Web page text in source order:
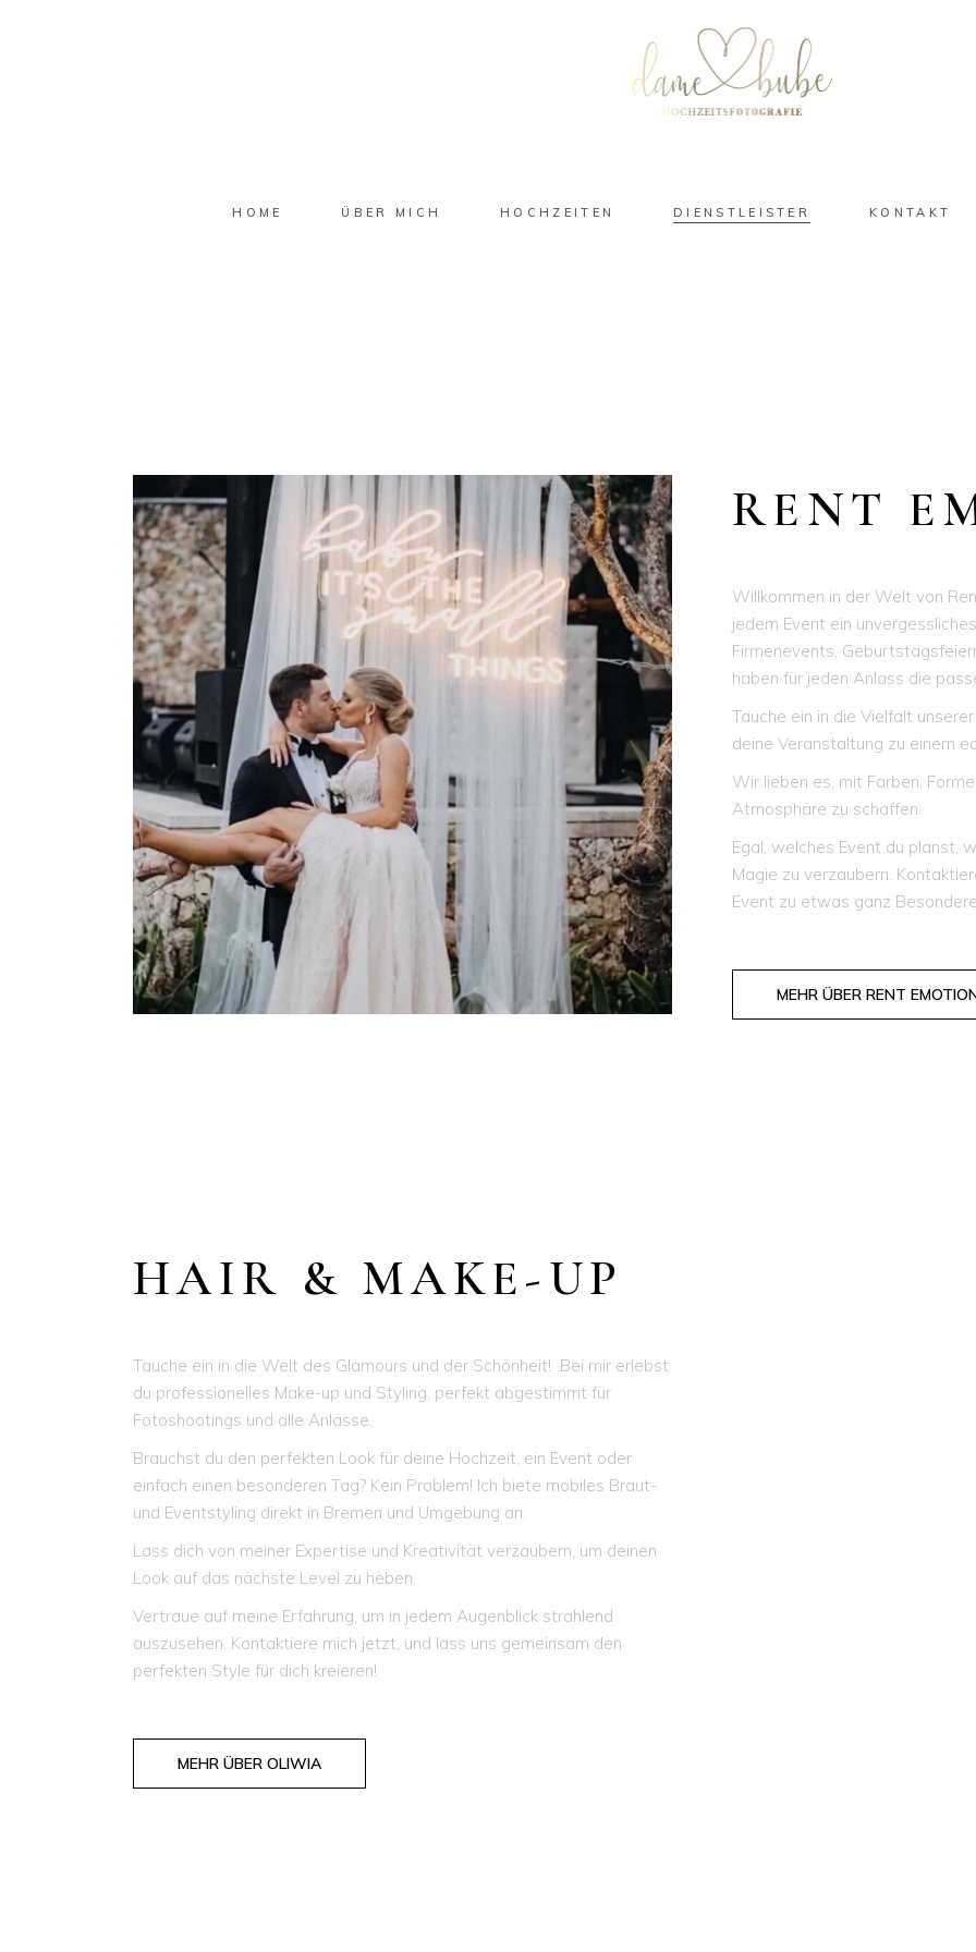
HOME ÜBER MICH HOCHZEITEN DIENSTLEISTER KONTAKT
RENT
Willkommen in der Welt von
jedem Event ein
Firmenevents,
haben für jeden Anlass die
Tauche ein in die Vielfalt
deine Veranstaltung zu einem
Wir lieben es, mit Farben,
Atmosphäre zu schaffen.
Egal, welches Event du planst,
Magie zu verzaubern.
Event zu etwas ganz
MEHR ÜBER RENT
HAIR & MAKE-UP
Tauche ein in die Welt des Glamours und der Schönheit! Bei mir erlebst
du professionelles Make-up und Styling, perfekt abgestimmt für
Fotoshootings und alle Anlässe.
Brauchst du den perfekten Look für deine Hochzeit, ein Event oder
einfach einen besonderen Tag? Kein Problem! Ich biete mobiles Braut-
und Eventstyling direkt in Bremen und Umgebung an.
Lass dich von meiner Expertise und Kreativität verzaubern, um deinen
Look auf das nächste Level zu heben.
Vertraue auf meine Erfahrung, um in jedem Augenblick strahlend
auszusehen. Kontaktiere mich jetzt, und lass uns gemeinsam den
perfekten Style für dich kreieren!
MEHR ÜBER OLIWIA